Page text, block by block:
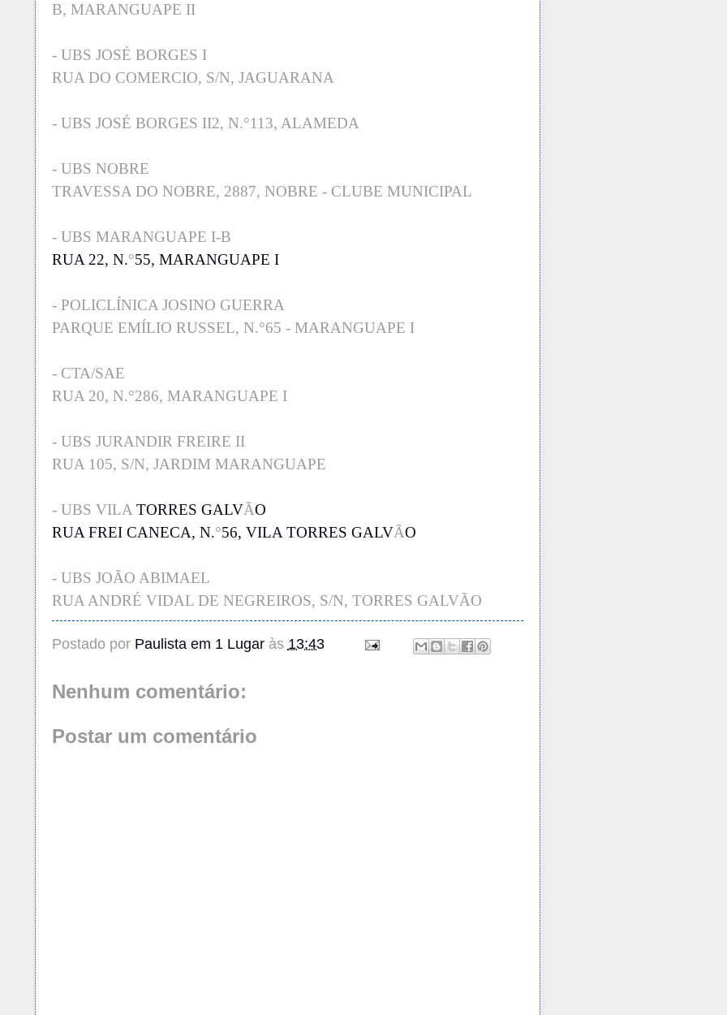
B, MARANGUAPE II
- UBS JOSÉ BORGES I
RUA DO COMERCIO, S/N, JAGUARANA
- UBS JOSÉ BORGES II2, N.°113, ALAMEDA
- UBS NOBRE
TRAVESSA DO NOBRE, 2887, NOBRE - CLUBE MUNICIPAL
- UBS MARANGUAPE I-B
RUA 22, N.°55, MARANGUAPE I
- POLICLÍNICA JOSINO GUERRA
PARQUE EMÍLIO RUSSEL, N.°65 - MARANGUAPE I
- CTA/SAE
RUA 20, N.°286, MARANGUAPE I
- UBS JURANDIR FREIRE II
RUA 105, S/N, JARDIM MARANGUAPE
- UBS VILATORRES GALVÃO
RUA FREI CANECA, N.°56, VILA TORRES GALVÃO
- UBS JOÃO ABIMAEL
RUA ANDRÉ VIDAL DE NEGREIROS, S/N, TORRES GALVÃO
Postado por Paulista em 1 Lugar às 13:43
Nenhum comentário:
Postar um comentário